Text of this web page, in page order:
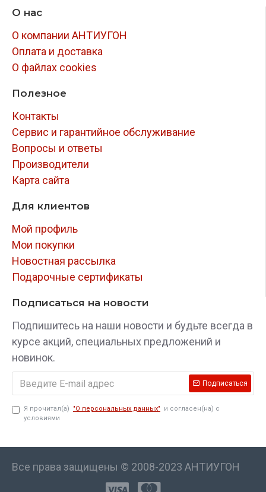
О нас
О компании АНТИУГОН
Оплата и доставка
О файлах cookies
Полезное
Контакты
Сервис и гарантийное обслуживание
Вопросы и ответы
Производители
Карта сайта
Для клиентов
Мой профиль
Мои покупки
Новостная рассылка
Подарочные сертификаты
Подписаться на новости
Подпишитесь на наши новости и будьте всегда в
курсе акций, специальных предложений и
новинок.
Подписаться
Я прочитал(а) "О персональных данных"
и согласен(на) с
условиями
Все права защищены © 2008-2023 АНТИУГОН